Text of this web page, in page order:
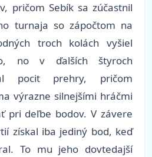
pričom Sebík sa zúčastnil
turnaja so zápočtom na
troch kolách vyšiel
no v ďalších štyroch
pocit prehry, pričom
výrazne silnejšími hráčmi
pri deľbe bodov. V závere
získal iba jediný bod, keď
To mu jeho dovtedajší